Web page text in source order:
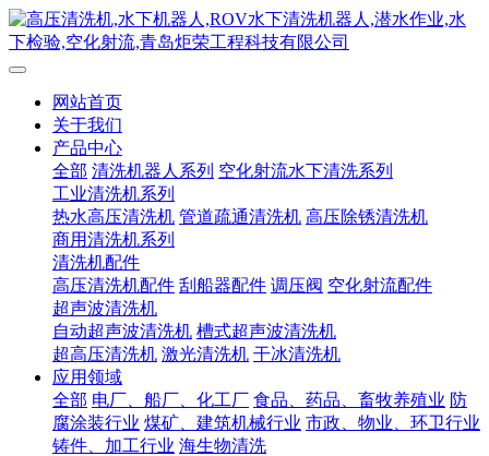
网站首页
关于我们
产品中心
全部 清洗机器人系列 空化射流水下清洗系列
工业清洗机系列
热水高压清洗机 管道疏通清洗机 高压除锈清洗机
商用清洗机系列
清洗机配件
高压清洗机配件 刮船器配件 调压阀 空化射流配件
超声波清洗机
自动超声波清洗机 槽式超声波清洗机
超高压清洗机 激光清洗机 干冰清洗机
应用领域
全部 电厂、船厂、化工厂 食品、药品、畜牧养殖业 防
腐涂装行业 煤矿、建筑机械行业 市政、物业、环卫行业
铸件、加工行业 海生物清洗